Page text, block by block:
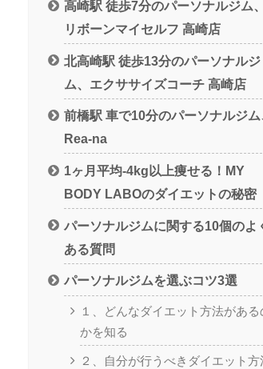
高崎駅 徒歩7分のパーソナルジム、
リボーンマイセルフ 高崎店
北高崎駅 徒歩13分のパーソナルジ
ム、エクササイズコーチ 高崎店
前橋駅 車で10分のパーソナルジム
Rea-na
1ヶ月平均-4kg以上痩せる！MY
BODY LABOのダイエットの秘密
パーソナルジムに関する10個のよ
ある質問
パーソナルジムを選ぶコツ3選
１、どんなダイエット方法がある
かを知る
２、自分が行うべきダイエット方